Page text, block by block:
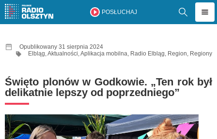
POSŁUCHAJ
Opublikowany 31 sierpnia 2024
Elbląg,Aktualności,Aplikacja mobilna, Radio Elbląg, Region, Regiony
Święto plonów w Godkowie. „Ten rok był
delikatnie lepszy od poprzedniego”